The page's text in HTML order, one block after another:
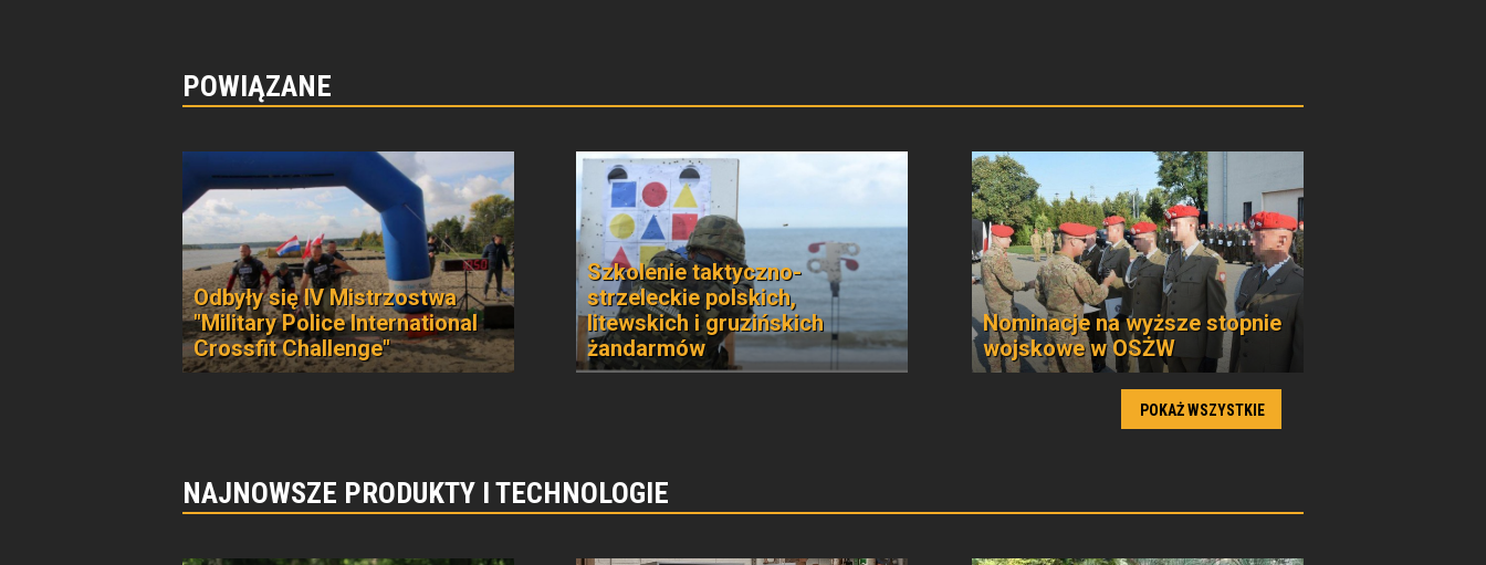
POWIĄZANE
Odbyły się IV Mistrzostwa
"Military Police International
Crossfit Challenge"
Szkolenie taktyczno-
strzeleckie polskich,
litewskich i gruzińskich
żandarmów
Nominacje na wyższe stopnie
wojskowe w OSŻW
POKAŻ WSZYSTKIE
NAJNOWSZE PRODUKTY I TECHNOLOGIE